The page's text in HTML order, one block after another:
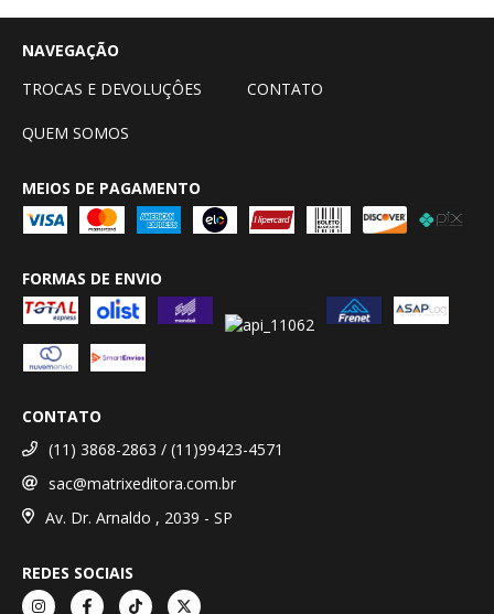
NAVEGAÇÃO
TROCAS E DEVOLUÇÔES
CONTATO
QUEM SOMOS
MEIOS DE PAGAMENTO
FORMAS DE ENVIO
CONTATO
(11) 3868-2863 / (11)99423-4571
sac@matrixeditora.com.br
Av. Dr. Arnaldo , 2039 - SP
REDES SOCIAIS